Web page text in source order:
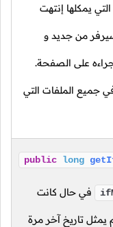
يمكلها إنتهت
من جديد و
على الصفحة.
جميع الملفات التي
public long
في حال كانت
تاريخ آخر مرة